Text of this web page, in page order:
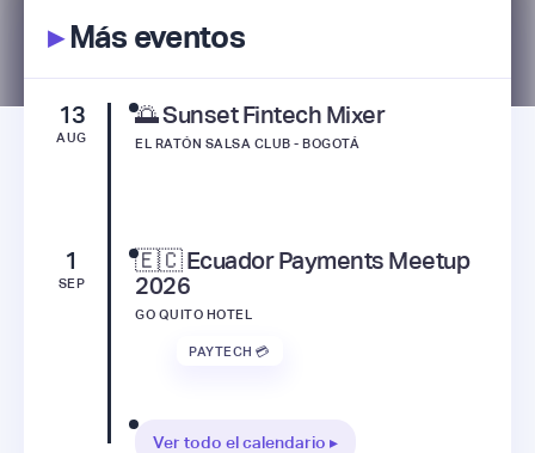
▸Más eventos
13
AUG
🌅 Sunset Fintech Mixer
EL RATÓN SALSA CLUB - BOGOTÁ
1
SEP
🇪🇨 Ecuador Payments Meetup
2026
GO QUITO HOTEL
PAYTECH 💳
Ver todo el calendario ▸